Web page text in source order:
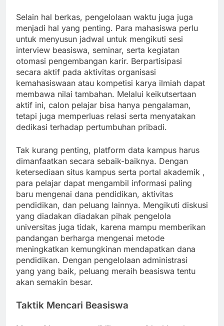
Selain hal berkas, pengelolaan waktu juga juga
menjadi hal yang penting. Para mahasiswa perlu
untuk menyusun jadwal untuk mengikuti sesi
interview beasiswa, seminar, serta kegiatan
otomasi pengembangan karir. Berpartisipasi
secara aktif pada aktivitas organisasi
kemahasiswaan atau kompetisi karya ilmiah dapat
membawa nilai tambahan. Melalui keikutsertaan
aktif ini, calon pelajar bisa hanya pengalaman,
tetapi juga memperluas relasi serta menyatakan
dedikasi terhadap pertumbuhan pribadi.
Tak kurang penting, platform data kampus harus
dimanfaatkan secara sebaik-baiknya. Dengan
ketersediaan situs kampus serta portal akademik ,
para pelajar dapat mengambil informasi paling
baru mengenai dana pendidikan, aktivitas
pendidikan, dan peluang lainnya. Mengikuti diskusi
yang diadakan diadakan pihak pengelola
universitas juga tidak, karena mampu memberikan
pandangan berharga mengenai metode
meningkatkan kemungkinan mendapatkan dana
pendidikan. Dengan pengelolaan administrasi
yang yang baik, peluang meraih beasiswa tentu
akan semakin besar.
Taktik Mencari Beasiswa